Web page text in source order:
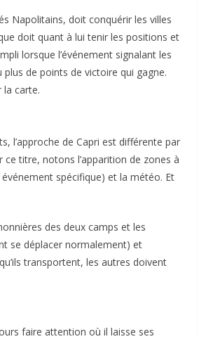
Napolitains, doit conquérir les villes
doit quant à lui tenir les positions et
lorsque l’événement signalant les
de points de victoire qui gagne.
la carte.
l’approche de Capri est différente par
titre, notons l’apparition de zones à
spécifique) et la météo. Et
des deux camps et les
se déplacer normalement) et
transportent, les autres doivent
faire attention où il laisse ses